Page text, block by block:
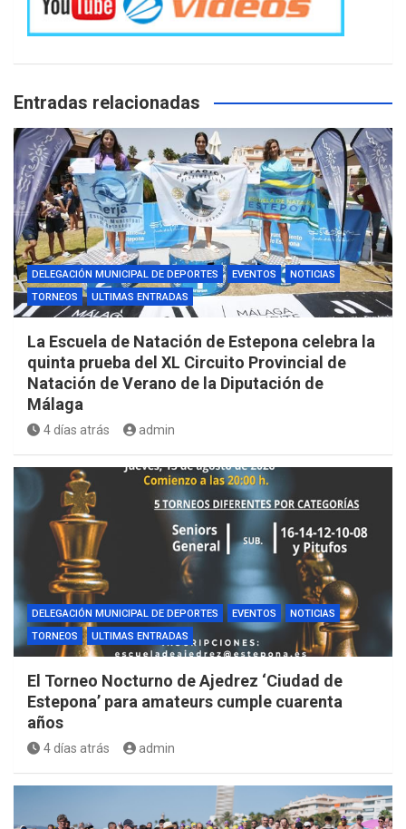
Entradas relacionadas
DELEGACIÓN MUNICIPAL DE DEPORTES EVENTOS
NOTICIAS
TORNEOS
ULTIMAS ENTRADAS
La Escuela de Natación de Estepona celebra la
quinta prueba del XL Circuito Provincial de
Natación de Verano de la Diputación de
Málaga
4 días atrás admin
DELEGACIÓN MUNICIPAL DE DEPORTES EVENTOS
NOTICIAS
TORNEOS
ULTIMAS ENTRADAS
El Torneo Nocturno de Ajedrez ‘Ciudad de
Estepona’ para amateurs cumple cuarenta
años
4 días atrás admin